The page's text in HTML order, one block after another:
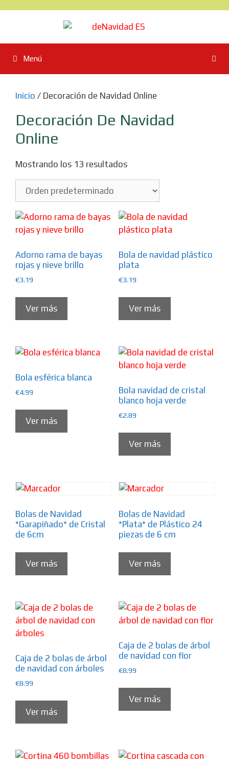
Menú
Inicio / Decoración de Navidad Online
Decoración De Navidad
Online
Mostrando los 13 resultados
Adorno rama de bayas
rojas y nieve brillo
€3.19
Ver más
Bola de navidad plástico
plata
€3.19
Ver más
Bola esférica blanca
€4.99
Ver más
Bola navidad de cristal
blanco hoja verde
€2.89
Ver más
Bolas de Navidad
*Garapiñado* de Cristal
de 6cm
Ver más
Bolas de Navidad
*Plata* de Plástico 24
piezas de 6 cm
Ver más
Caja de 2 bolas de árbol
de navidad con árboles
€8.99
Ver más
Caja de 2 bolas de árbol
de navidad con flor
€8.99
Ver más